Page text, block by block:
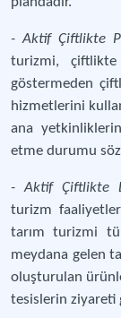
- Aktif Çiftlikte
turizmi, çiftlikte
göstermeden
hizmetlerini
ana
etme durumu
- Aktif Çiftlikte
turizm
tarım turizmi
meydana gelen
oluşturulan
tesislerin ziyareti